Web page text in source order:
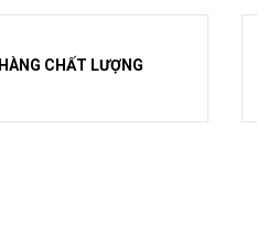
HÀNG CHẤT LƯỢNG